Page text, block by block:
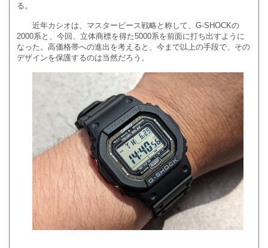
る。
近年カシオは、マスターピース戦略と称して、G-SHOCKの
2000系と、今回、立体商標を得た5000系を前面に打ち出すように
なった。高価格帯への進出を考えると、今まで以上の手段で、その
デザインを保護するのは当然だろう。